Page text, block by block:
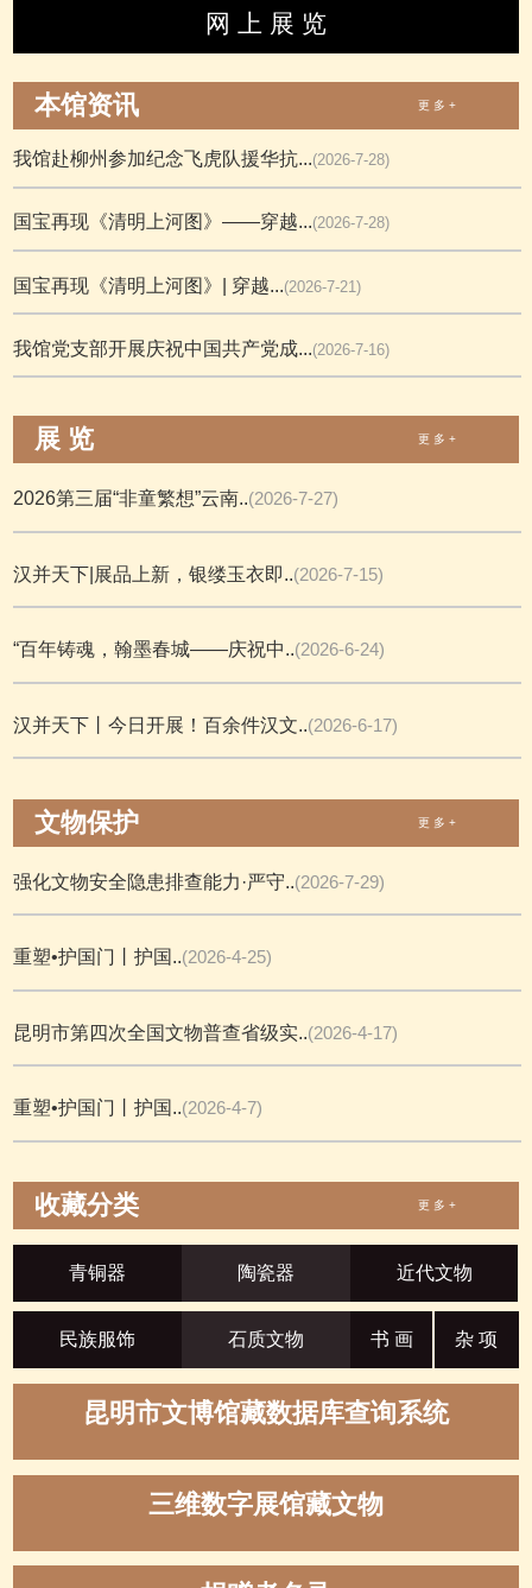
网 上 展 览
本馆资讯 更 多 +
我馆赴柳州参加纪念飞虎队援华抗...(2026-7-28)
国宝再现《清明上河图》——穿越...(2026-7-28)
国宝再现《清明上河图》| 穿越...(2026-7-21)
我馆党支部开展庆祝中国共产党成...(2026-7-16)
展 览 更 多 +
2026第三届“非童繁想”云南..(2026-7-27)
汉并天下|展品上新，银缕玉衣即..(2026-7-15)
“百年铸魂，翰墨春城——庆祝中..(2026-6-24)
汉并天下丨今日开展！百余件汉文..(2026-6-17)
文物保护 更 多 +
强化文物安全隐患排查能力·严守..(2026-7-29)
重塑•护国门丨护国..(2026-4-25)
昆明市第四次全国文物普查省级实..(2026-4-17)
重塑•护国门丨护国..(2026-4-7)
收藏分类 更 多 +
青铜器 陶瓷器 近代文物
民族服饰 石质文物 书 画 杂 项
昆明市文博馆藏数据库查询系统
三维数字展馆藏文物